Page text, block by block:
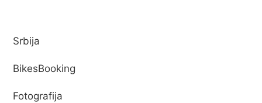
Srbija
BikesBooking
Fotografija